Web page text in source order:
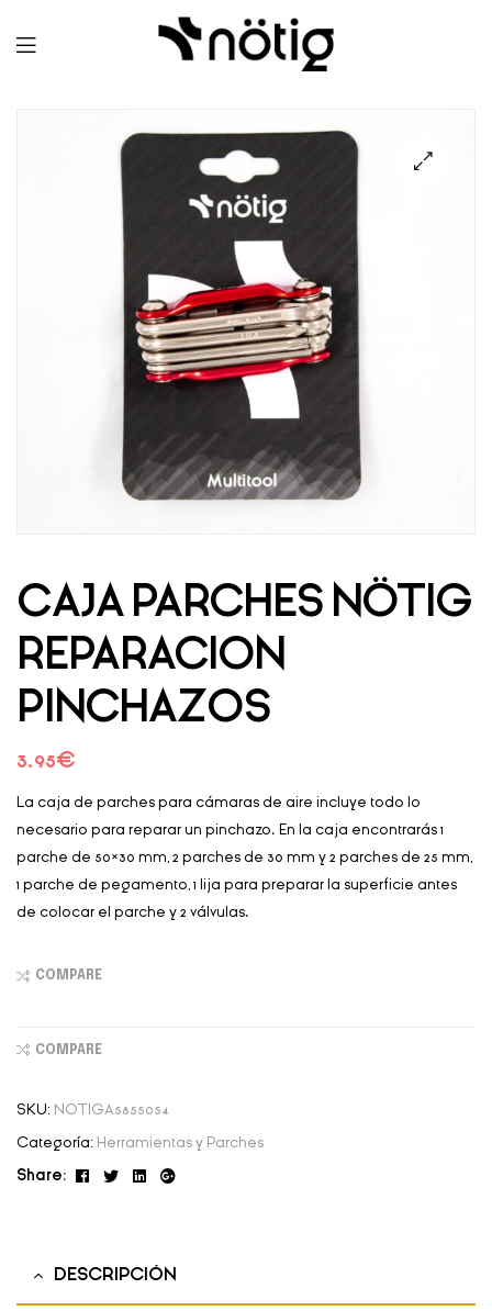
CAJA PARCHES NÖTIG
REPARACION
PINCHAZOS
3.95€
La caja de parches para cámaras de aire incluye todo lo
necesario para reparar un pinchazo. En la caja encontrarás 1
parche de 50×30 mm, 2 parches de 30 mm y 2 parches de 25 mm,
1 parche de pegamento, 1 lija para preparar la superficie antes
de colocar el parche y 2 válvulas.
COMPARE
COMPARE
SKU: NOTIGA5855054
Categoría: Herramientas y Parches
Share:
Facebook
TwitterLinkedin
Google+
DESCRIPCIÓN